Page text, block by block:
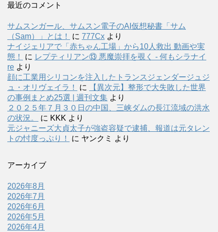
最近のコメント
サムスンガール、サムスン電子のAI仮想秘書「サム
（Sam）」とは！
に 777Cx より
ナイジェリアで「赤ちゃん工場」から10人救出 動画や実
態！
に レプティリアン⑬ 悪魔崇拝を覗く - 何もシラナイ
re より
顔に工業用シリコンを注入したトランスジェンダージュジ
ュ・オリヴェイラ！
に
【異次元】整形で大失敗した世界
の事例まとめ25選 | 週刊文集 より
２０２５年７月３０日の中国、三峡ダムの長江流域の洪水
の状況。
に KKK より
元ジャニーズ大貞太子が強盗容疑で逮捕、報道は元タレン
トの忖度っぷり！
に ヤンクミ より
アーカイブ
2026年8月
2026年7月
2026年6月
2026年5月
2026年4月